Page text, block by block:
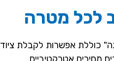
לכל מטרה
אפשרות לקבלת ציוד